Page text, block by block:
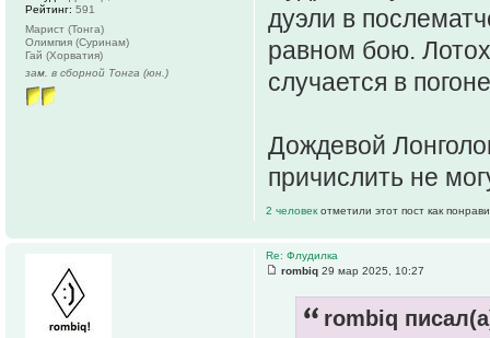
дуэли в
равном бою.
случается в
Дождевой
причислить не
2 человек отметили этот пост как
Рейтинг: 591
Марист (Тонга)
Олимпия (Суринам)
Гай (Хорватия)
зам. в сборной Тонга (юн.)
Re: Флудилка
rombiq 29 мар 2025, 10:27
rombiq